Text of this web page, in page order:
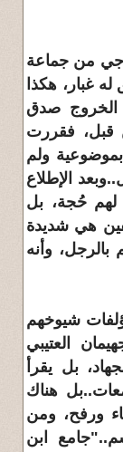
من جماعة
غبار، هكذا
الخروج صدق
قبل، فقررت
ولم
الإطلاع
لهم حُجة، بل
هي شديدة
بالرجل، وأنه
شيوخهم
العتيبي
بل يقرأ
هناك
ورفح، ومن
ابن